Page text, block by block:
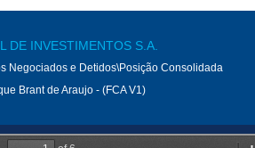
DE INVESTIMENTOS S.A.
Negociados e Detidos\Posição Consolidada
Brant de Araujo - (FCA V1)